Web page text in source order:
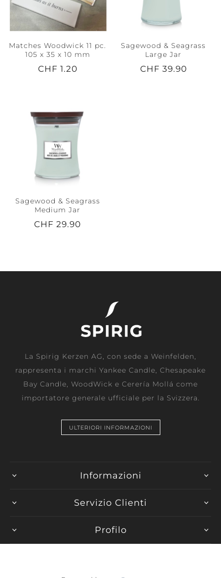
Matches Woodwick 11 pc.
105 x 35 x 10 mm
CHF 1.20
Sagewood & Seagrass
Large Jar
CHF 39.90
Sagewood & Seagrass
Medium Jar
CHF 29.90
La Spirig Kerzen AG, con sede a Weinfelden,
rappresenta i marchi Yankee Candle, Chesapeake
Bay Candle, WoodWick e Cerería Mollá come
importatore generale ufficiale per la Svizzera.
ULTERIORI INFORMAZIONI
Informazioni
Servizio Clienti
Profilo